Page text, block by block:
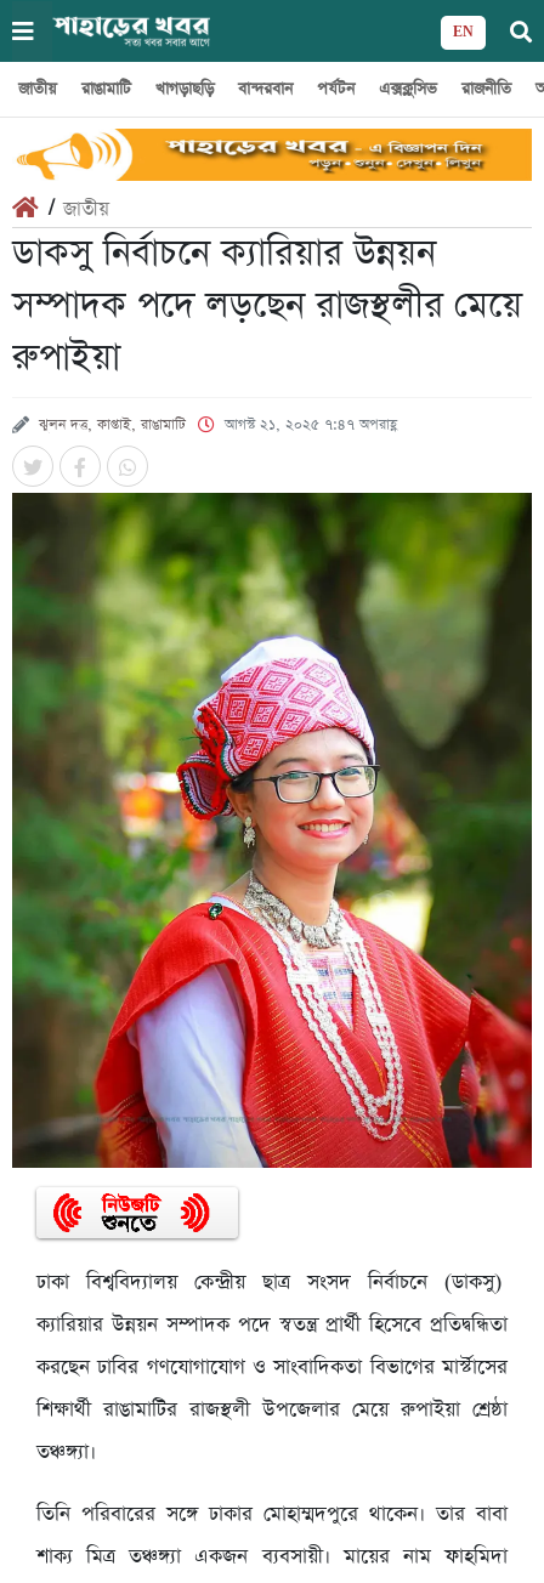
EN
জাতীয় রাঙামাটি খাগড়াছড়ি বান্দরবান পর্যটন এক্সক্লুসিভ রাজনীতি
/জাতীয়
ডাকসু নির্বাচনে ক্যারিয়ার উন্নয়ন
সম্পাদক পদে লড়ছেন রাজস্থলীর মেয়ে
রুপাইয়া
ঝুলন দত্ত, কাপ্তাই, রাঙামাটি আগস্ট ২১, ২০২৫ ৭:৪৭ অপরাহ্ণ
ঢাকা বিশ্ববিদ্যালয় কেন্দ্রীয় ছাত্র সংসদ নির্বাচনে (ডাকসু)
ক্যারিয়ার উন্নয়ন সম্পাদক পদে স্বতন্ত্র প্রার্থী হিসেবে প্রতিদ্বন্ধিতা
করছেন ঢাবির গণযোগাযোগ ও সাংবাদিকতা বিভাগের মার্স্টাসের
শিক্ষার্থী রাঙামাটির রাজস্থলী উপজেলার মেয়ে রুপাইয়া শ্রেষ্ঠা
তঞ্চঙ্গ্যা।
তিনি পরিবারের সঙ্গে ঢাকার মোহাম্মদপুরে থাকেন। তার বাবা
শাক্য মিত্র তঞ্চঙ্গ্যা একজন ব্যবসায়ী। মায়ের নাম ফাহমিদা